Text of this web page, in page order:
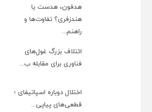
هدفون، هدست یا
هندزفری؟ تفاوت‌ها و
راهنم...
ائتلاف بزرگ غول‌های
فناوری برای مقابله ب...
اختلال دوباره اسپاتیفای ؛
قطعی‌های پیاپی...